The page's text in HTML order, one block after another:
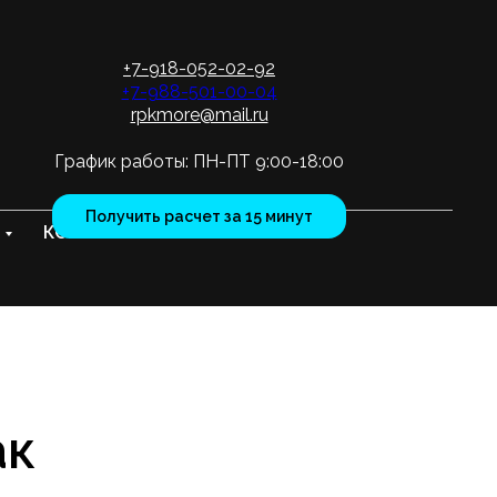
+7-918-052-02-92
+7-988-501-00-04
rpkmore@mail.ru
График работы: ПН-ПТ 9:00-18:00
Получить расчет за 15 минут
КОНТАКТЫ